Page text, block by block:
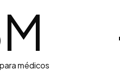
médicos
M